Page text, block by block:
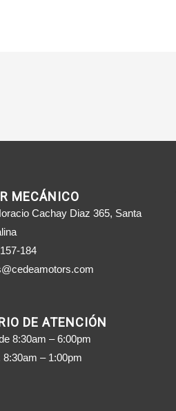
MECÁNICO
Cachay Diaz 365, Santa
184
DE ATENCIÓN
8:30am – 6:00pm
8:30am – 1:00pm